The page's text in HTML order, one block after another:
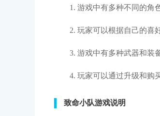
1. 游戏中有多种不同的角
2. 玩家可以根据自己的喜
3. 游戏中有多种武器和装
4. 玩家可以通过升级和购
致命小队游戏说明